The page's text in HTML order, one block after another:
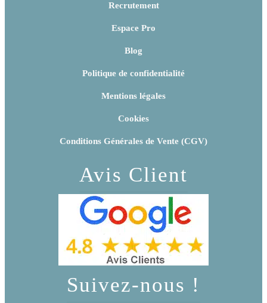
Recrutement
Espace Pro
Blog
Politique de confidentialité
Mentions légales
Cookies
Conditions Générales de Vente (CGV)
Avis Client
Suivez-nous !